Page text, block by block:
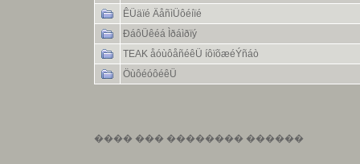
ÊÜäïé ÄåñìÜôéíïé
ÐáôÜêéá Ìðáìðïý
TEAK åóùôåñéêÜ íôïõæéÝñáò
ÖùôéóôéêÜ
���� ��� �������� ������